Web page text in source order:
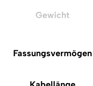
Gewicht
Fassungsvermögen